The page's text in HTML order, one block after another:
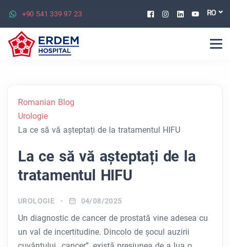
+90 541 339 97 23 Facebook
Instagram
Linkedin
RO
Romanian Blog
Urologie
La ce să vă așteptați de la tratamentul HIFU
La ce să vă așteptați de la
tratamentul HIFU
UROLOGIE 04/08/2025
Un diagnostic de cancer de prostată vine adesea cu
un val de incertitudine. Dincolo de șocul auzirii